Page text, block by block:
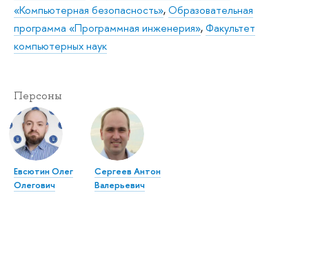
«Компьютерная безопасность»,Образовательная
программа «Программная инженерия»,Факультет
компьютерных наук
Персоны
Евсютин Олег
Олегович
Сергеев Антон
Валерьевич